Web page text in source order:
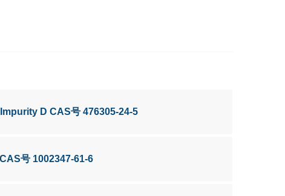
D CAS号 476305-24-5
号 1002347-61-6